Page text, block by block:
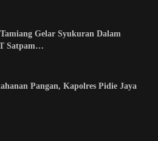
Gelar Syukuran Dalam
Satpam…
Pangan, Kapolres Pidie Jaya